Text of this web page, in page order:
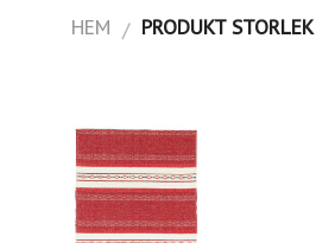
HEM / PRODUKT STORLEK